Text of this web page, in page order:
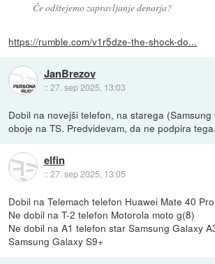
Če odštejemo zapravljanje denarja?
https://rumble.com/v1r5dze-the-shock-do...
JanBrezov
::27. sep 2025, 13:03
Dobil na novejši telefon, na starega
oboje na TS. Predvidevam, da ne podpira tega.
elfin
::27. sep 2025, 13:05
Dobil na Telemach telefon Huawei Mate 40
Ne dobil na T-2 telefon Motorola moto g(8)
Ne dobil na A1 telefon star Samsung Galaxy
Samsung Galaxy S9+